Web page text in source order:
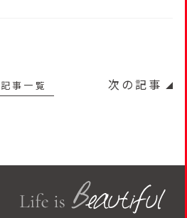
次の記事
記事一覧